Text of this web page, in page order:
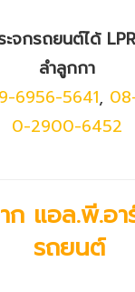
ะจกรถยนต์ได้
ลำลูกกา
6956-5641,
0-2900-6452
ก แอล.พี.อา
รถยนต์